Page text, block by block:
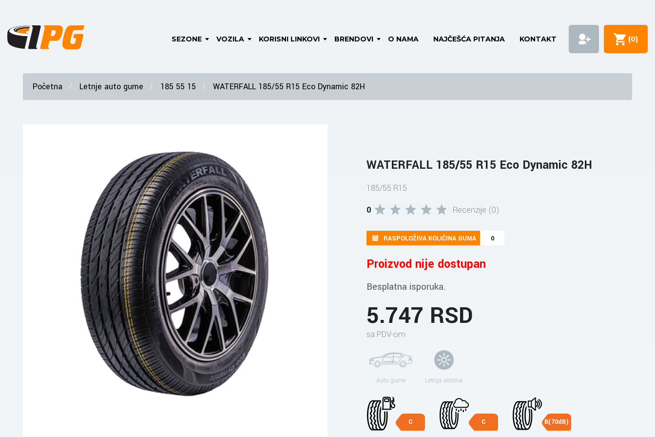
SEZONE VOZILA KORISNI LINKOVI BRENDOVI O NAMA NAJČEŠĆA PITANJA KONTAKT (0)
Početna Letnje auto gume 185 55 15 WATERFALL 185/55 R15 Eco Dynamic 82H
WATERFALL 185/55 R15 Eco Dynamic 82H
185/55 R15
0
Recenzije (0)
RASPOLOŽIVA KOLIČINA GUMA 0
Proizvod nije dostupan
Besplatna isporuka.
5.747 RSD
sa PDV-om
Auto gume Letnja sezona
C C B(70dB)